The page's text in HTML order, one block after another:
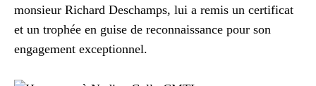
monsieur Richard Deschamps, lui a remis un certificat
et un trophée en guise de reconnaissance pour son
engagement exceptionnel.